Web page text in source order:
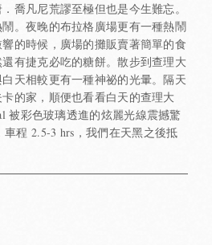
喬凡尼荒謬至極但也是今生難忘。
。夜晚的布拉格廣場更有一種熱鬧
的時候，廣場的攤販賣著簡單的食
有捷克必吃的糖餅。散步到查理大
天相較更有一種神祕的光暈。隔天
的家，順便也看看白天的查理大
被彩色玻璃透進的炫麗光線震撼驚
程 2.5-3 hrs，我們在天黑之後抵